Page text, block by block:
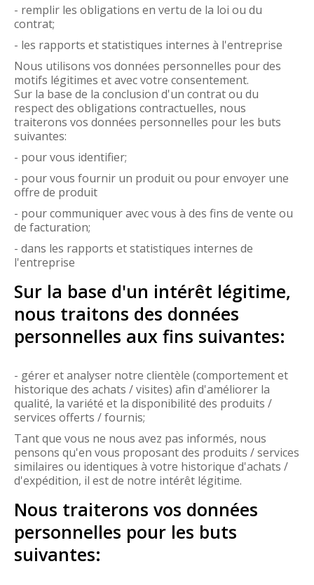
- remplir les obligations en vertu de la loi ou du
contrat;
- les rapports et statistiques internes à l'entreprise
Nous utilisons vos données personnelles pour des
motifs légitimes et avec votre consentement.
Sur la base de la conclusion d'un contrat ou du
respect des obligations contractuelles, nous
traiterons vos données personnelles pour les buts
suivantes:
- pour vous identifier;
- pour vous fournir un produit ou pour envoyer une
offre de produit
- pour communiquer avec vous à des fins de vente ou
de facturation;
- dans les rapports et statistiques internes de
l'entreprise
Sur la base d'un intérêt légitime,
nous traitons des données
personnelles aux fins suivantes:
- gérer et analyser notre clientèle (comportement et
historique des achats / visites) afin d'améliorer la
qualité, la variété et la disponibilité des produits /
services offerts / fournis;
Tant que vous ne nous avez pas informés, nous
pensons qu'en vous proposant des produits / services
similaires ou identiques à votre historique d'achats /
d'expédition, il est de notre intérêt légitime.
Nous traiterons vos données
personnelles pour les buts
suivantes: